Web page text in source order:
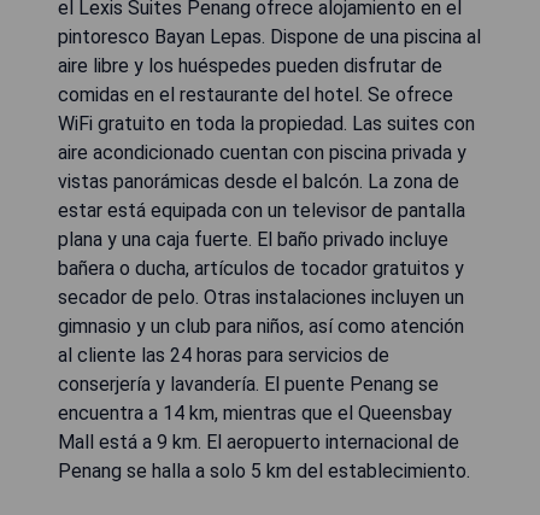
el Lexis Suites Penang ofrece alojamiento en el
pintoresco Bayan Lepas. Dispone de una piscina al
aire libre y los huéspedes pueden disfrutar de
comidas en el restaurante del hotel. Se ofrece
WiFi gratuito en toda la propiedad. Las suites con
aire acondicionado cuentan con piscina privada y
vistas panorámicas desde el balcón. La zona de
estar está equipada con un televisor de pantalla
plana y una caja fuerte. El baño privado incluye
bañera o ducha, artículos de tocador gratuitos y
secador de pelo. Otras instalaciones incluyen un
gimnasio y un club para niños, así como atención
al cliente las 24 horas para servicios de
conserjería y lavandería. El puente Penang se
encuentra a 14 km, mientras que el Queensbay
Mall está a 9 km. El aeropuerto internacional de
Penang se halla a solo 5 km del establecimiento.